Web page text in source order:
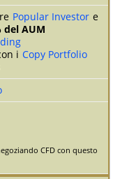
Popular Investor e
del AUM
i Copy Portfolio
CFD con questo